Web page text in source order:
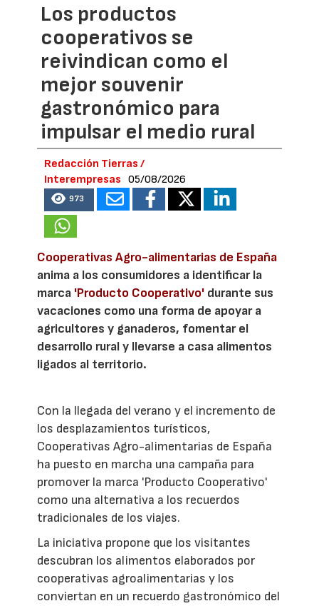
Los productos
cooperativos se
reivindican como el
mejor souvenir
gastronómico para
impulsar el medio rural
Redacción Tierras /
Interempresas
05/08/2026
973
Cooperativas Agro-alimentarias de España
anima a los consumidores a identificar la
marca 'Producto Cooperativo' durante sus
vacaciones como una forma de apoyar a
agricultores y ganaderos, fomentar el
desarrollo rural y llevarse a casa alimentos
ligados al territorio.
Con la llegada del verano y el incremento de
los desplazamientos turísticos,
Cooperativas Agro-alimentarias de España
ha puesto en marcha una campaña para
promover la marca 'Producto Cooperativo'
como una alternativa a los recuerdos
tradicionales de los viajes.
La iniciativa propone que los visitantes
descubran los alimentos elaborados por
cooperativas agroalimentarias y los
conviertan en un recuerdo gastronómico del